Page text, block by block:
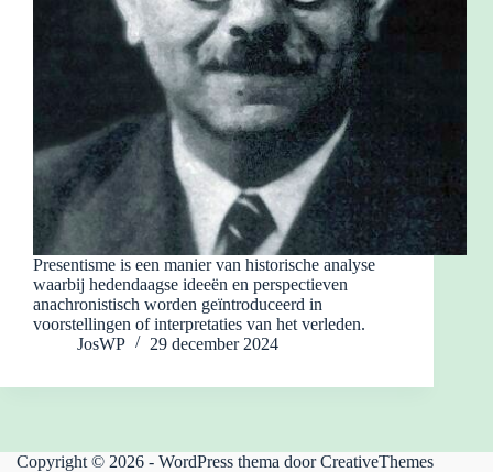
Presentisme is een manier van historische analyse
waarbij hedendaagse ideeën en perspectieven
anachronistisch worden geïntroduceerd in
voorstellingen of interpretaties van het verleden.
JosWP
29 december 2024
Copyright © 2026 - WordPress thema doorCreativeThemes